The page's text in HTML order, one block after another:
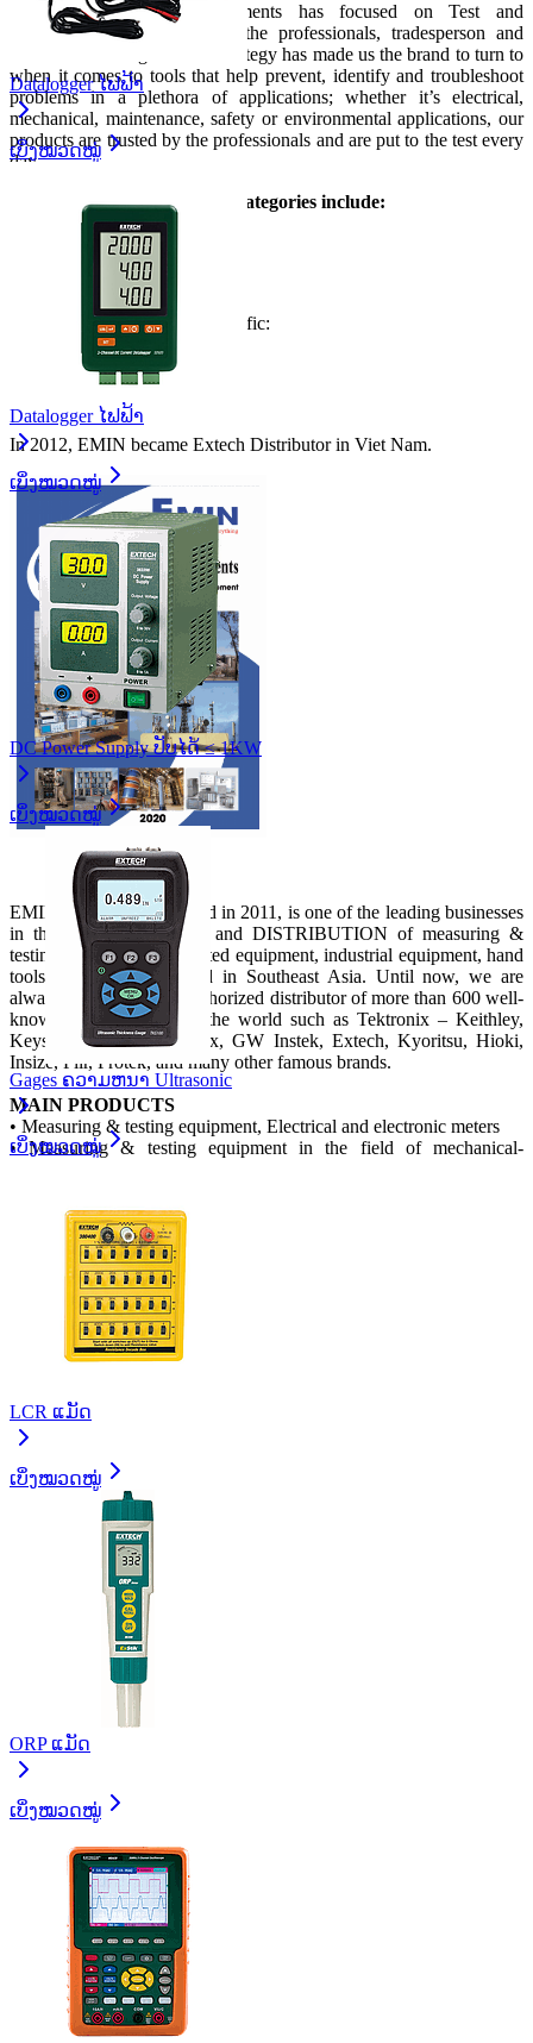
Since 1971, Extech Instruments has focused on Test and
Measurement tools built for the professionals, tradesperson and
DIY’ers. Our single source strategy has made us the brand to turn to
when it comes to tools that help prevent, identify and troubleshoot
problems in a plethora of applications; whether it’s electrical,
mechanical, maintenance, safety or environmental applications, our
products are trusted by the professionals and are put to the test every
day.
Extech’s numerous product categories include:
Visual Inspection:
Electrical & Electronics:
Environmental, Lab & Scientific:
Industrial Automation
In 2012, EMIN became Extech Distributor in Viet Nam.
EMIN GROUP established in 2011, is one of the leading businesses
in the field of IMPORT and DISTRIBUTION of measuring &
testing equipment, automated equipment, industrial equipment, hand
tools, etc in Vietnam and in Southeast Asia. Until now, we are
always proud to be the authorized distributor of more than 600 well-
known manufacturers in the world such as Tektronix – Keithley,
Keysight, Chauvin-Arnoux, GW Instek, Extech, Kyoritsu, Hioki,
Insize, Flir, Protek, and many other famous brands.
MAIN PRODUCTS
• Measuring & testing equipment, Electrical and electronic meters
•
Measuring & testing equipment in the field of mechanical-
Laboratory equipment
Automation equipment
Datalogger ໄຟຟ້າ
ເບິ່ງໝວດໝູ່
Datalogger ໄຟຟ້າ
ເບິ່ງໝວດໝູ່
DC Power Supply ປັບໄດ້ ≤ 1KW
ເບິ່ງໝວດໝູ່
Gages ຄວາມຫນາ Ultrasonic
ເບິ່ງໝວດໝູ່
LCR ແມັດ
ເບິ່ງໝວດໝູ່
ORP ແມັດ
ເບິ່ງໝວດໝູ່